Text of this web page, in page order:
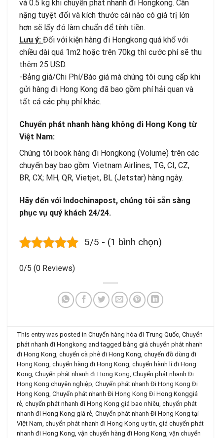
và 0.5 kg khi chuyển phát nhanh đi Hongkong. Cân
nặng tuyệt đối và kích thước cái nào có giá trị lớn
hơn sẽ lấy đó làm chuẩn để tính tiền.
Lưu ý: Đối với kiện hàng đi Hongkong quá khổ với
chiều dài quá 1m2 hoặc trên 70kg thì cước phí sẽ thu
thêm 25 USD.
-Bảng giá/Chi Phí/Báo giá mà chúng tôi cung cấp khi
gửi hàng đi Hong Kong đã bao gồm phí hải quan và
tất cả các phụ phí khác.
Chuyển phát nhanh hàng không đi Hong Kong từ
Việt Nam:
Chúng tôi book hàng đi Hongkong (Volume) trên các
chuyến bay bao gồm: Vietnam Airlines, TG, CI, CZ,
BR, CX; MH, QR, Vietjet, BL (Jetstar) hàng ngày.
Hãy đến với Indochinapost, chúng tôi sẵn sàng
phục vụ quý khách 24/24.
5/5 - (1 bình chọn)
0/5 (0 Reviews)
This entry was posted inChuyển hàng hóa đi Trung Quốc,Chuyển
phát nhanh đi Hongkong and tagged bảng giá chuyển phát nhanh
đi Hong Kong,chuyển cà phê đi Hong Kong,chuyển đồ dùng đi
Hong Kong,chuyển hàng đi Hong Kong,chuyển hành lí đi Hong
Kong,Chuyển phát nhanh đi Hong Kong,Chuyển phát nhanh Đi
Hong Kong chuyên nghiệp,Chuyển phát nhanh Đi Hong Kong Đi
Hong Kong,Chuyển phát nhanh Đi Hong Kong Đi Hong Konggiá
rẻ,chuyển phát nhanh đi Hong Kong giá bao nhiêu,chuyển phát
nhanh đi Hong Kong giá rẻ,Chuyển phát nhanh Đi Hong Kong tại
Việt Nam,chuyển phát nhanh đi Hong Kong uy tín,giá chuyển phát
nhanh đi Hong Kong,vận chuyển hàng đi Hong Kong,vận chuyển